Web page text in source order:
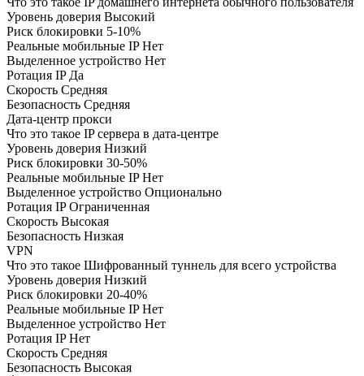
Уровень доверия Высокий
Риск блокировки 5-10%
Реальные мобильные IPНет
Выделенное устройство Нет
Ротация IPДа
Скорость Средняя
Безопасность Средняя
Дата-центр прокси
Что это такое IP сервера в дата-центре
Уровень доверия Низкий
Риск блокировки 30-50%
Реальные мобильные IPНет
Выделенное устройство Опционально
Ротация IPОграниченная
Скорость Высокая
Безопасность Низкая
VPN
Что это такое Шифрованный туннель для всего устройства
Уровень доверия Низкий
Риск блокировки 20-40%
Реальные мобильные IPНет
Выделенное устройство Нет
Ротация IPНет
Скорость Средняя
Безопасность Высокая